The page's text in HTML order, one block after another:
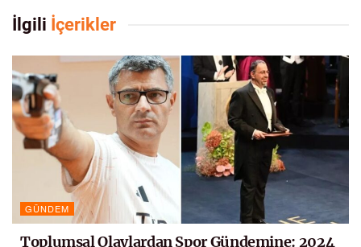
İlgili İçerikler
GÜNDEM
Toplumsal Olaylardan Spor Gündemine: 2024